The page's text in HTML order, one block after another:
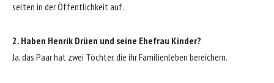
selten in der Öffentlichkeit auf.
2. Haben Henrik Drüen und seine Ehefrau Kinder?
Ja, das Paar hat zwei Töchter, die ihr Familienleben bereichern.